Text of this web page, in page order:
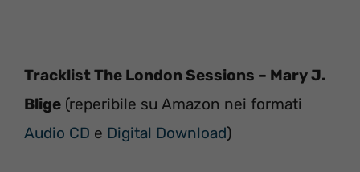
Tracklist The London Sessions – Mary J.
Blige (reperibile su Amazon nei formati
Audio CD e Digital Download)